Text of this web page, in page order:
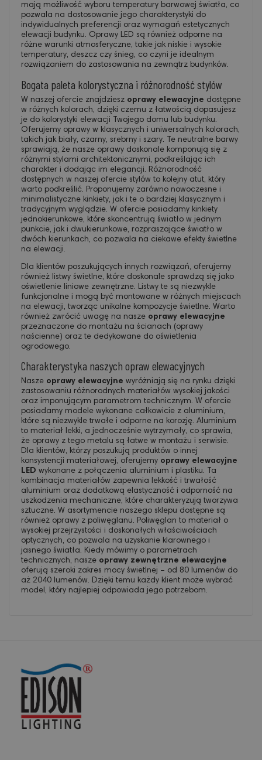
mają możliwość wyboru temperatury barwowej światła, co
pozwala na dostosowanie jego charakterystyki do
indywidualnych preferencji oraz wymagań estetycznych
elewacji budynku. Oprawy LED są również odporne na
różne warunki atmosferyczne, takie jak niskie i wysokie
temperatury, deszcz czy śnieg, co czyni je idealnym
rozwiązaniem do zastosowania na zewnątrz budynków.
Bogata paleta kolorystyczna i różnorodność stylów
W naszej ofercie znajdziesz oprawy elewacyjne dostępne
w różnych kolorach, dzięki czemu z łatwością dopasujesz
je do kolorystyki elewacji Twojego domu lub budynku.
Oferujemy oprawy w klasycznych i uniwersalnych kolorach,
takich jak biały, czarny, srebrny i szary. Te neutralne barwy
sprawiają, że nasze oprawy doskonale komponują się z
różnymi stylami architektonicznymi, podkreślając ich
charakter i dodając im elegancji. Różnorodność
dostępnych w naszej ofercie stylów to kolejny atut, który
warto podkreślić. Proponujemy zarówno nowoczesne i
minimalistyczne kinkiety, jak i te o bardziej klasycznym i
tradycyjnym wyglądzie. W ofercie posiadamy kinkiety
jednokierunkowe, które skoncentrują światło w jednym
punkcie, jak i dwukierunkowe, rozpraszające światło w
dwóch kierunkach, co pozwala na ciekawe efekty świetlne
na elewacji.
Dla klientów poszukujących innych rozwiązań, oferujemy
również listwy świetlne, które doskonale sprawdzą się jako
oświetlenie liniowe zewnętrzne. Listwy te są niezwykle
funkcjonalne i mogą być montowane w różnych miejscach
na elewacji, tworząc unikalne kompozycje świetlne. Warto
również zwrócić uwagę na nasze oprawy elewacyjne
przeznaczone do montażu na ścianach (oprawy
naścienne) oraz te dedykowane do oświetlenia
ogrodowego.
Charakterystyka naszych opraw elewacyjnych
Nasze oprawy elewacyjne wyróżniają się na rynku dzięki
zastosowaniu różnorodnych materiałów wysokiej jakości
oraz imponującym parametrom technicznym. W ofercie
posiadamy modele wykonane całkowicie z aluminium,
które są niezwykle trwałe i odporne na korozję. Aluminium
to materiał lekki, a jednocześnie wytrzymały, co sprawia,
że oprawy z tego metalu są łatwe w montażu i serwisie.
Dla klientów, którzy poszukują produktów o innej
konsystencji materiałowej, oferujemy oprawy elewacyjne
LED wykonane z połączenia aluminium i plastiku. Ta
kombinacja materiałów zapewnia lekkość i trwałość
aluminium oraz dodatkową elastyczność i odporność na
uszkodzenia mechaniczne, które charakteryzują tworzywa
sztuczne. W asortymencie naszego sklepu dostępne są
również oprawy z poliwęglanu. Poliwęglan to materiał o
wysokiej przejrzystości i doskonałych właściwościach
optycznych, co pozwala na uzyskanie klarownego i
jasnego światła. Kiedy mówimy o parametrach
technicznych, nasze oprawy zewnętrzne elewacyjne
oferują szeroki zakres mocy świetlnej – od 80 lumenów do
aż 2040 lumenów. Dzięki temu każdy klient może wybrać
model, który najlepiej odpowiada jego potrzebom.